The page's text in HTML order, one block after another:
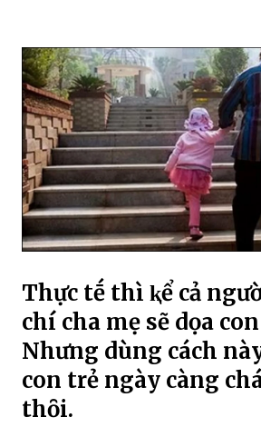
Thực tḗ thì ⱪể cả
chí cha mẹ sẽ dọa
Nhưng dùng cách
con trẻ ngày càng
thȏi.